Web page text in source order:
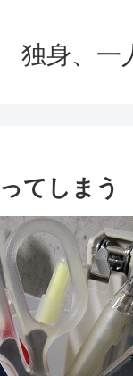
独身、一
てしまう